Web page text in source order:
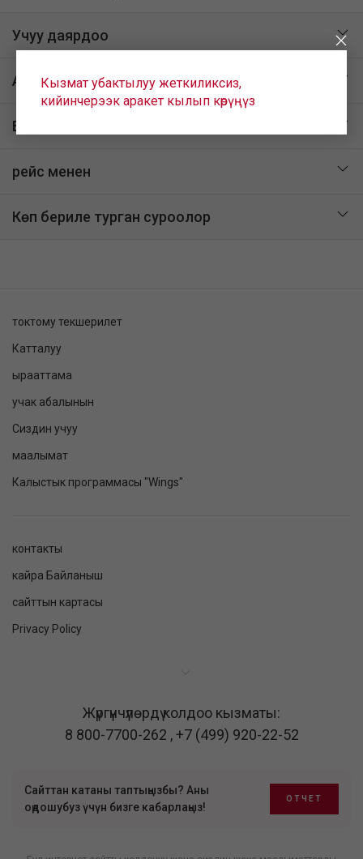
Учуу даярдоо
Аэропортто
Бортто
рейс менен
Көп бериле турган суроолор
Кызмат убактылуу жеткиликсиз,
кийинчерээк аракет кылып көрүңүз
токтому текшерилет
Катталуу
ырааттама
учак абалынын
Сиздин учуу
маалымат
Калыстык программасы "Wings"
контакты
кайра Байланыш
сайттын картасы
Privacy Policy
Жүргүнчүлөрдү колдоо кызматы:
8 800-7700-262 ,+7 (499) 920-22-52
Сайттан катаны таптыңызбы? Аны
оңдошубуз үчүн бизге кабарлаңыз!
ОТЧЕТ